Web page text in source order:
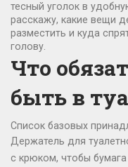
тесный уголок в
расскажу, какие вещи
разместить и куда
голову.
Что
быть в
Список базовых
Держатель для
с крюком, чтобы бумага